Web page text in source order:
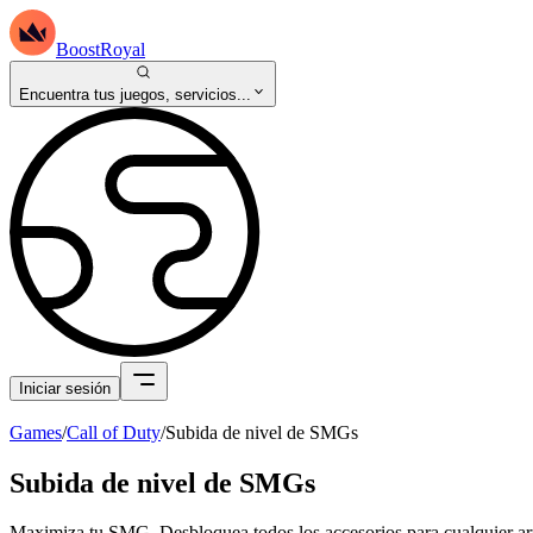
BoostRoyal
Encuentra tus juegos, servicios...
Iniciar sesión
Games/Call of Duty/Subida de nivel de SMGs
Subida de nivel de SMGs